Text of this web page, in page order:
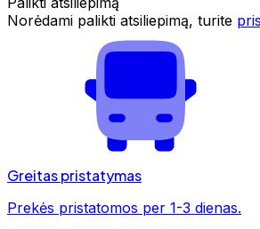
Norėdami palikti atsiliepimą, turite
Greitas pristatymas
Prekės pristatomos per 1-3 dienas.